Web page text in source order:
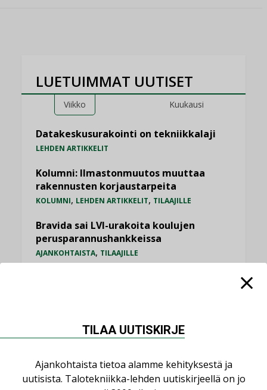
LUETUIMMAT UUTISET
Viikko Kuukausi
Datakeskusurakointi on tekniikkalaji
LEHDEN ARTIKKELIT
Kolumni: Ilmastonmuutos muuttaa
rakennusten korjaustarpeita
KOLUMNI, LEHDEN ARTIKKELIT, TILAAJILLE
Bravida sai LVI-urakoita koulujen
perusparannushankkeissa
AJANKOHTAISTA, TILAAJILLE
AJANKOHTAISTA
vakiinnuttavat asemansa taloyhtiöissä
LEHDEN ARTIKKELIT,TILAAJILLE
TILAA UUTISKIRJE
Ajankohtaista tietoa alamme kehityksestä ja
uutisista. Talotekniikka-lehden uutiskirjeellä on jo